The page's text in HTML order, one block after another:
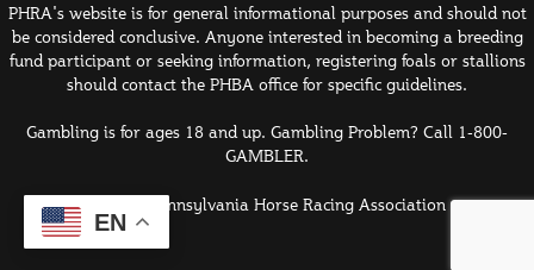
PHRA's website is for general informational purposes and should not
be considered conclusive. Anyone interested in becoming a breeding
fund participant or seeking information, registering foals or stallions
should contact the PHBA office for specific guidelines.
Gambling is for ages 18 and up. Gambling Problem? Call 1-800-
GAMBLER.
© 2026 Pennsylvania Horse Racing Association
EN